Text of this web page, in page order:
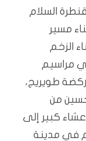
السلام
مسير
الزخم
مراسيم
طويريج،
من
كبير إلى
في مدينة